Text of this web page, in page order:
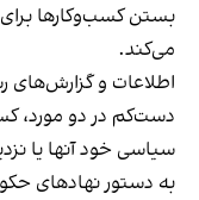
بستن کسب‌وکارها
می‌کند.
اطلاعات و گزارش‌های
دست‌کم در دو مورد،
سیاسی خود آنها یا
به دستور نهادهای